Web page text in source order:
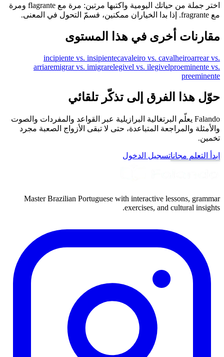
اختر جملة من حياتك اليومية واكتبها مرتين: مرة مع flagrante ومرة
مع fragrante. إذا بدا الخياران ممكنين، فسمّ التحول في المعنى.
مقارنات أخرى في هذا المستوى
incipiente vs. insipientecavaleiro vs. cavalheiroarrear vs.
arriaremigrar vs. imigrarelegivel vs. ilegivelproeminente vs.
preeminente
حوّل هذا الفرق إلى تذكّر تلقائي
Falando يعلّم البرتغالية البرازيلية عبر القواعد والمفردات والصوت
والأمثلة والمراجعة المتباعدة، حتى لا تبقى الأزواج الصعبة مجرد
تخمين.
ابدأ التعلم مجاناتسجيل الدخول
Master Brazilian Portuguese with interactive lessons, grammar
exercises, and cultural insights.